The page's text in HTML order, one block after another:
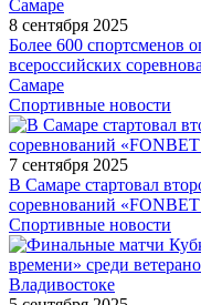
8 сентября 2025
Более 600 спортсменов
всероссийских
Самаре
Спортивные новости
7 сентября 2025
В Самаре стартовал
соревнований «FONBET
Спортивные новости